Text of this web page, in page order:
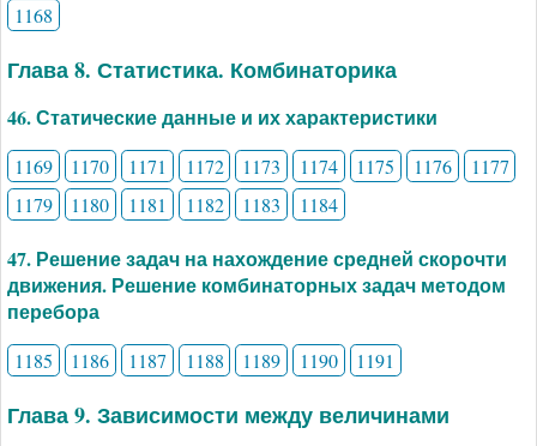
1168
Глава 8. Статистика. Комбинаторика
46. Статические данные и их характеристики
1169 1170 1171 1172 1173 1174 1175 1176
1177
1179
1180 1181 1182 1183 1184
47. Решение задач на нахождение средней скорочти
движения. Решение комбинаторных задач методом
перебора
1185 1186 1187 1188 1189 1190 1191
Глава 9. Зависимости между величинами